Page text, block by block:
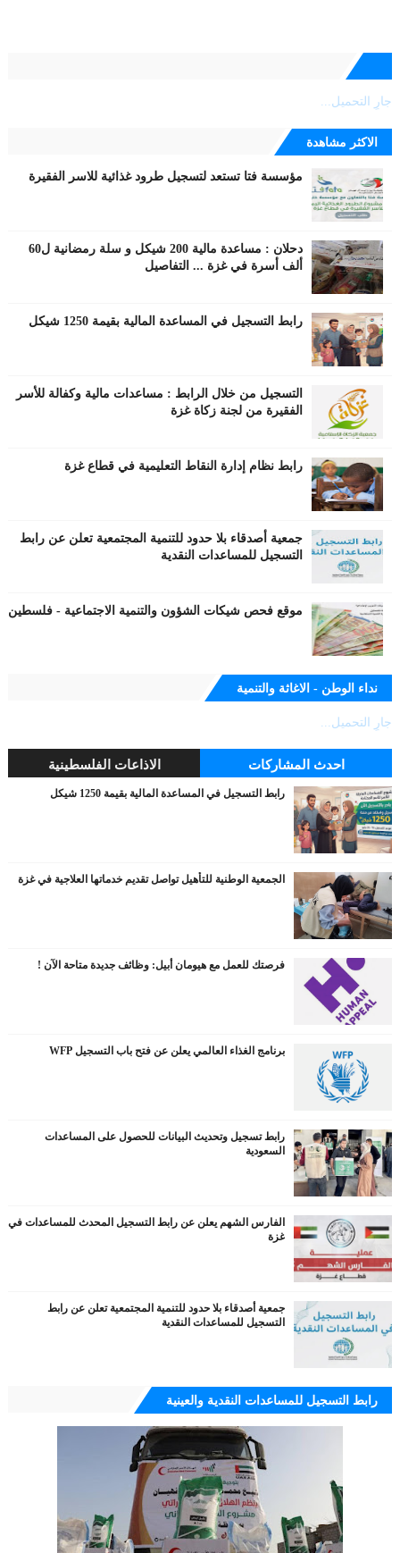
جارٍ التحميل...
الاكثر مشاهدة
مؤسسة فتا تستعد لتسجيل طرود غذائية للاسر الفقيرة
دحلان : مساعدة مالية 200 شيكل و سلة رمضانية ل60
ألف أسرة في غزة ... التفاصيل
رابط التسجيل في المساعدة المالية بقيمة 1250 شيكل
التسجيل من خلال الرابط : مساعدات مالية وكفالة للأسر
الفقيرة من لجنة زكاة غزة
رابط نظام إدارة النقاط التعليمية في قطاع غزة
جمعية أصدقاء بلا حدود للتنمية المجتمعية تعلن عن رابط
التسجيل للمساعدات النقدية
موقع فحص شيكات الشؤون والتنمية الاجتماعية - فلسطين
نداء الوطن - الاغاثة والتنمية
جارٍ التحميل...
احدث المشاركات الاذاعات الفلسطينية
رابط التسجيل في المساعدة المالية بقيمة 1250 شيكل
الجمعية الوطنية للتأهيل تواصل تقديم خدماتها العلاجية في غزة
فرصتك للعمل مع هيومان أبيل: وظائف جديدة متاحة الآن !
برنامج الغذاء العالمي يعلن عن فتح باب التسجيل WFP
رابط تسجيل وتحديث البيانات للحصول على المساعدات
السعودية
الفارس الشهم يعلن عن رابط التسجيل المحدث للمساعدات في
غزة
جمعية أصدقاء بلا حدود للتنمية المجتمعية تعلن عن رابط
التسجيل للمساعدات النقدية
رابط التسجيل للمساعدات النقدية والعينية